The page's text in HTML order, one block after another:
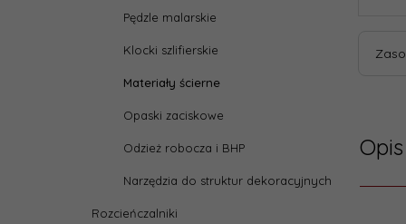
Pędzle malarskie
Klocki szlifierskie
Materiały ścierne
Opaski zaciskowe
Odzież robocza i BHP
Narzędzia do struktur dekoracyjnych
Rozcieńczalniki